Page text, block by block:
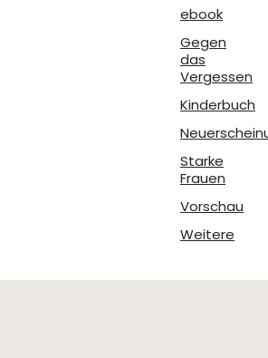
ebook
Gegen
das
Vergessen
Kinderbuch
Starke
Frauen
Vorschau
Weitere